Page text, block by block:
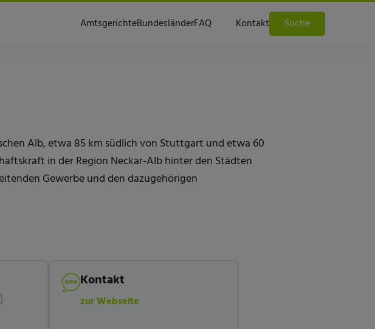
AmtsgerichteBundesländerFAQ Kontakt Suche
Alb, etwa 85 km südlich von Stuttgart und etwa 60
in der Region Neckar-Alb hinter den Städten
Gewerbe und den dazugehörigen
Kontakt
zur Webseite